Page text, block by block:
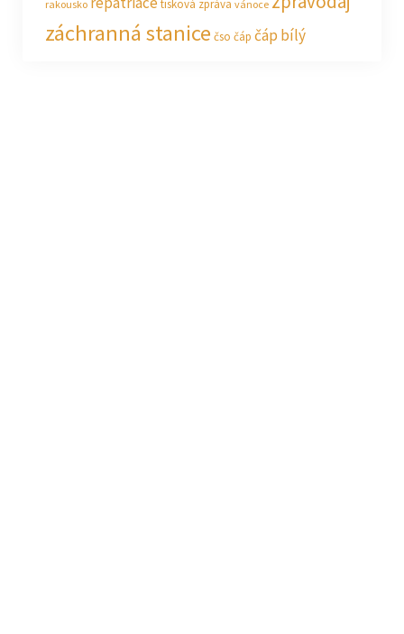
rakousko tisková zpráva vánoce
záchranná stanice čso čáp čáp bílý